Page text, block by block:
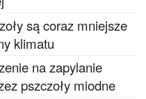
są coraz mniejsze
klimatu
na zapylanie
pszczoły miodne